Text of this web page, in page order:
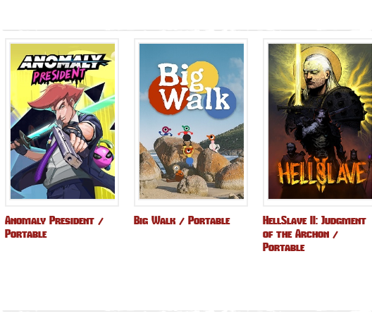
Anomaly President /
Portable
Big Walk / Portable
HellSlave II: Judgment
of the Archon /
Portable